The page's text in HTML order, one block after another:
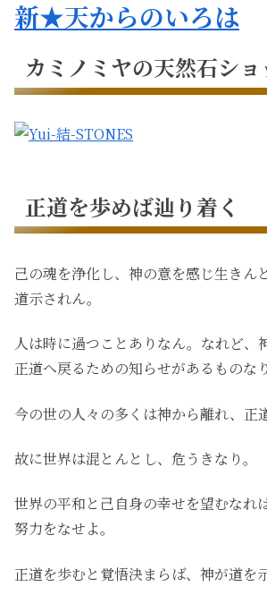
新★天からのいろは
カミノミヤの天然石シ
正道を歩めば辿り着く
己の魂を浄化し、神の意を感じ生きん
道示されん。
人は時に過つことありなん。なれど、
正道へ戻るための知らせがあるものなり
今の世の人々の多くは神から離れ、正
故に世界は混とんとし、危うきなり。
世界の平和と己自身の幸せを望むなれ
努力をなせよ。
正道を歩むと覚悟決まらば、神が道を